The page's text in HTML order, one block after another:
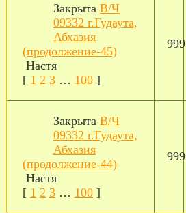
Закрыта В/Ч
09332 г.Гудаута,
Абхазия
(продолжение-45)
Настя
[ 1 2 3 … 100 ]
999
Закрыта В/Ч
09332 г.Гудаута,
Абхазия
(продолжение-44)
Настя
[ 1 2 3 … 100 ]
999